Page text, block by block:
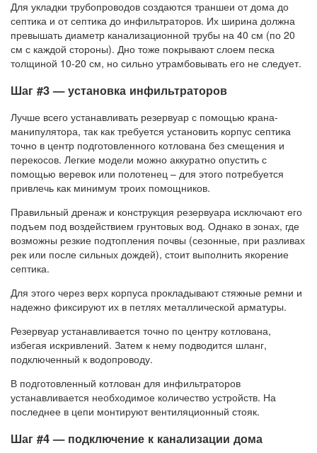
Для укладки трубопроводов создаются траншеи от дома до
септика и от септика до инфильтраторов. Их ширина должна
превышать диаметр канализационной трубы на 40 см (по 20
см с каждой стороны). Дно тоже покрывают слоем песка
толщиной 10-20 см, но сильно утрамбовывать его не следует.
Шаг #3 — установка инфильтраторов
Лучше всего устанавливать резервуар с помощью крана-
манипулятора, так как требуется установить корпус септика
точно в центр подготовленного котлована без смещения и
перекосов. Легкие модели можно аккуратно опустить с
помощью веревок или полотенец – для этого потребуется
привлечь как минимум троих помощников.
Правильный дренаж и конструкция резервуара исключают его
подъем под воздействием грунтовых вод. Однако в зонах, где
возможны резкие подтопления почвы (сезонные, при разливах
рек или после сильных дождей), стоит выполнить якорение
септика.
Для этого через верх корпуса прокладывают стяжные ремни и
надежно фиксируют их в петлях металлической арматуры.
Резервуар устанавливается точно по центру котлована,
избегая искривлений. Затем к нему подводится шланг,
подключенный к водопроводу.
В подготовленный котлован для инфильтраторов
устанавливается необходимое количество устройств. На
последнее в цепи монтируют вентиляционный стояк.
Шаг #4 — подключение к канализации дома